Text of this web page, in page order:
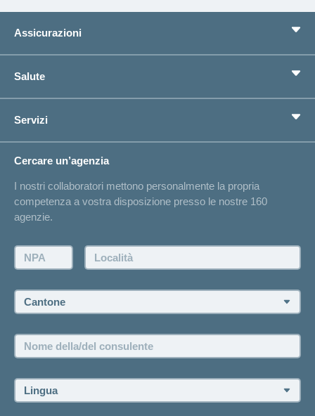
Assicurazioni
Assicurazioni complementari
Previdenza
Cerco un'assicurazione per...
Circostanze di vita
Sull'assicurazione
Salute
Bussola della salute
Servizi
Elenchi degli ospedali
Annuncio d'infortunio
Contatto
Farsi contattare telefonicamente dall'agenzia
Fissare un appuntamento
Offerte di lavoro e carriera
Cercare un’agenzia
I nostri collaboratori mettono personalmente la propria
competenza a vostra disposizione presso le nostre 160
agenzie.
NPA: Località:
Cantone:
Nome
della/del
Lingua: